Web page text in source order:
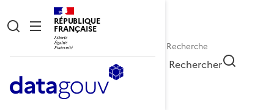
RÉPUBLIQUE
FRANÇAISE
Rechercher